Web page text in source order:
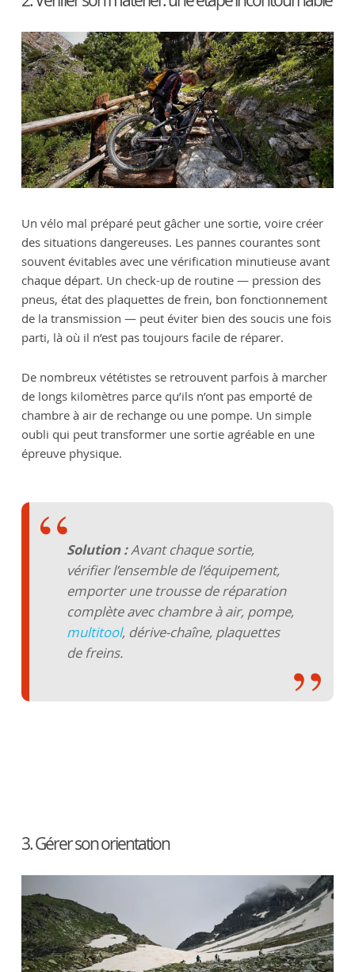
Un vélo mal préparé peut gâcher une sortie, voire créer
des situations dangereuses. Les pannes courantes sont
souvent évitables avec une vérification minutieuse avant
chaque départ. Un check-up de routine — pression des
pneus, état des plaquettes de frein, bon fonctionnement
de la transmission — peut éviter bien des soucis une fois
parti, là où il n’est pas toujours facile de réparer.
De nombreux vététistes se retrouvent parfois à marcher
de longs kilomètres parce qu’ils n’ont pas emporté de
chambre à air de rechange ou une pompe. Un simple
oubli qui peut transformer une sortie agréable en une
épreuve physique.
Solution :Avant chaque sortie,
vérifier l’ensemble de l’équipement,
emporter une trousse de réparation
complète avec chambre à air, pompe,
multitool, dérive-chaîne, plaquettes
de freins.
3. Gérer son orientation